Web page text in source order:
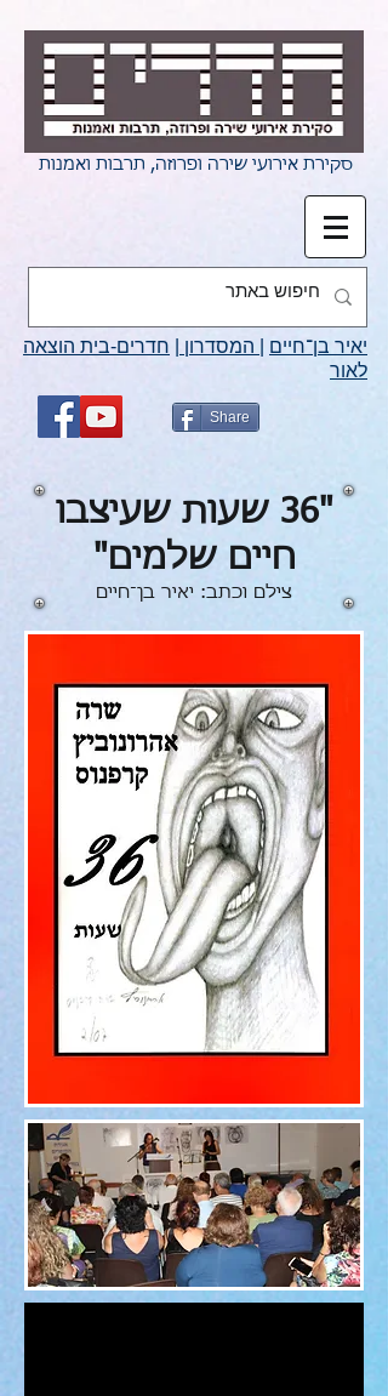
סקירת אירועי שירה ופרוזה, תרבות ואמנות
יאיר בן־חיים המסדרון
חדרים-בית הוצאה
לאור
Share
"36 שעות שעיצבו
חיים שלמים"
צילם וכתב: יאיר בן־חיים